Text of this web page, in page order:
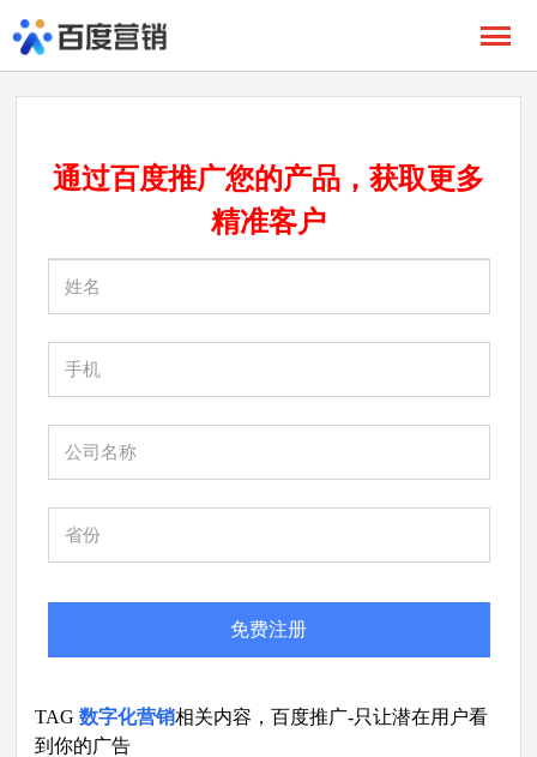
通过百度推广您的产品，获取更多
精准客户
免费注册
TAG数字化营销相关内容，百度推广-只让潜在用户看
到你的广告